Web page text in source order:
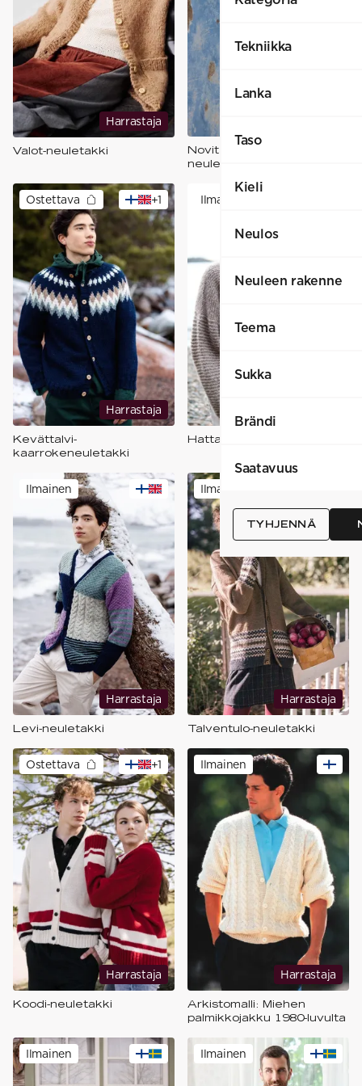
Tekniikka
Lanka
Taso
Kieli
Neulos
Neuleen rakenne
Teema
Sukka
Brändi
Saatavuus
TYHJENNÄ
Harrastaja
Valot-neuletakki
Novita Essentials: Nemo-
neuletakki​
+1
Harrastaja
Ostettava
Kevättalvi-
kaarrokeneuletakki
Ilmainen
Hattara-takki
Harrastaja
Ilmainen
Levi-neuletakki
Harrastaja
Ilmainen
Talventulo-neuletakki
+1
Harrastaja
Ostettava
Koodi-neuletakki
Harrastaja
Ilmainen
Arkistomalli: Miehen
palmikkojakku 1980-luvulta
Ilmainen Ilmainen